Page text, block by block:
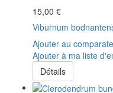
15,00 €
Viburnum
Ajouter au
Ajouter à ma liste
Détails